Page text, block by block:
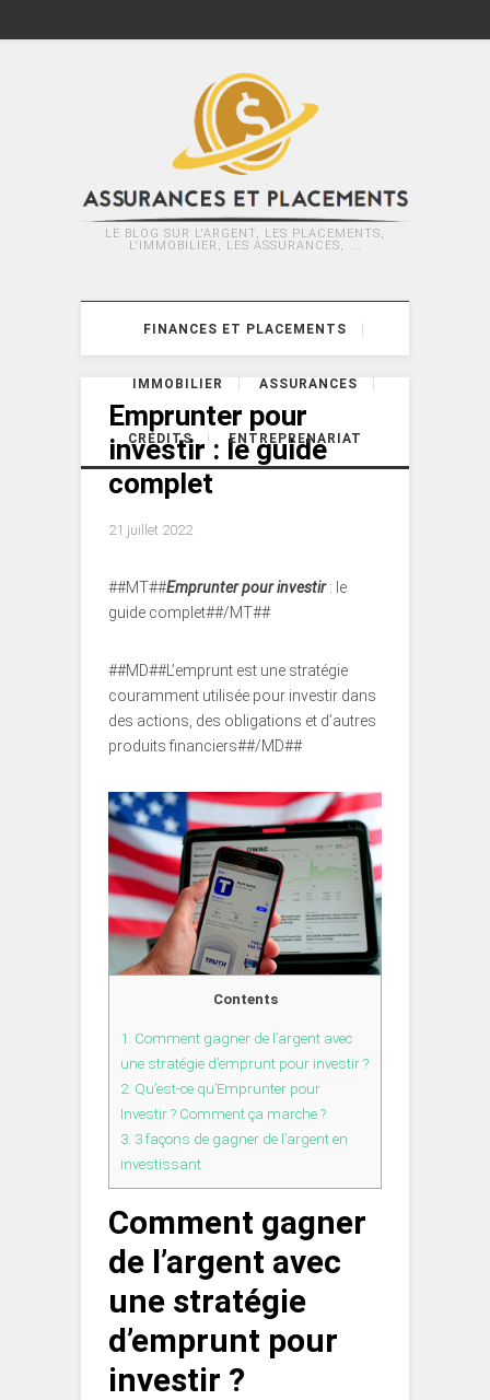
LE BLOG SUR L'ARGENT, LES PLACEMENTS,
L'IMMOBILIER, LES ASSURANCES, ...
FINANCES ET PLACEMENTS
IMMOBILIER ASSURANCES
CRÉDITS ENTREPRENARIAT
Emprunter pour
investir : le guide
complet
21 juillet 2022
##MT##Emprunter pour investir: le
guide complet##/MT##
##MD##L’emprunt est une stratégie
couramment utilisée pour investir dans
des actions, des obligations et d’autres
produits financiers##/MD##
Contents
1. Comment gagner de l’argent avec
une stratégie d’emprunt pour investir ?
2. Qu’est-ce qu’Emprunter pour
Investir ? Comment ça marche ?
3. 3 façons de gagner de l’argent en
investissant
Comment gagner
de l’argent avec
une stratégie
d’emprunt pour
investir ?